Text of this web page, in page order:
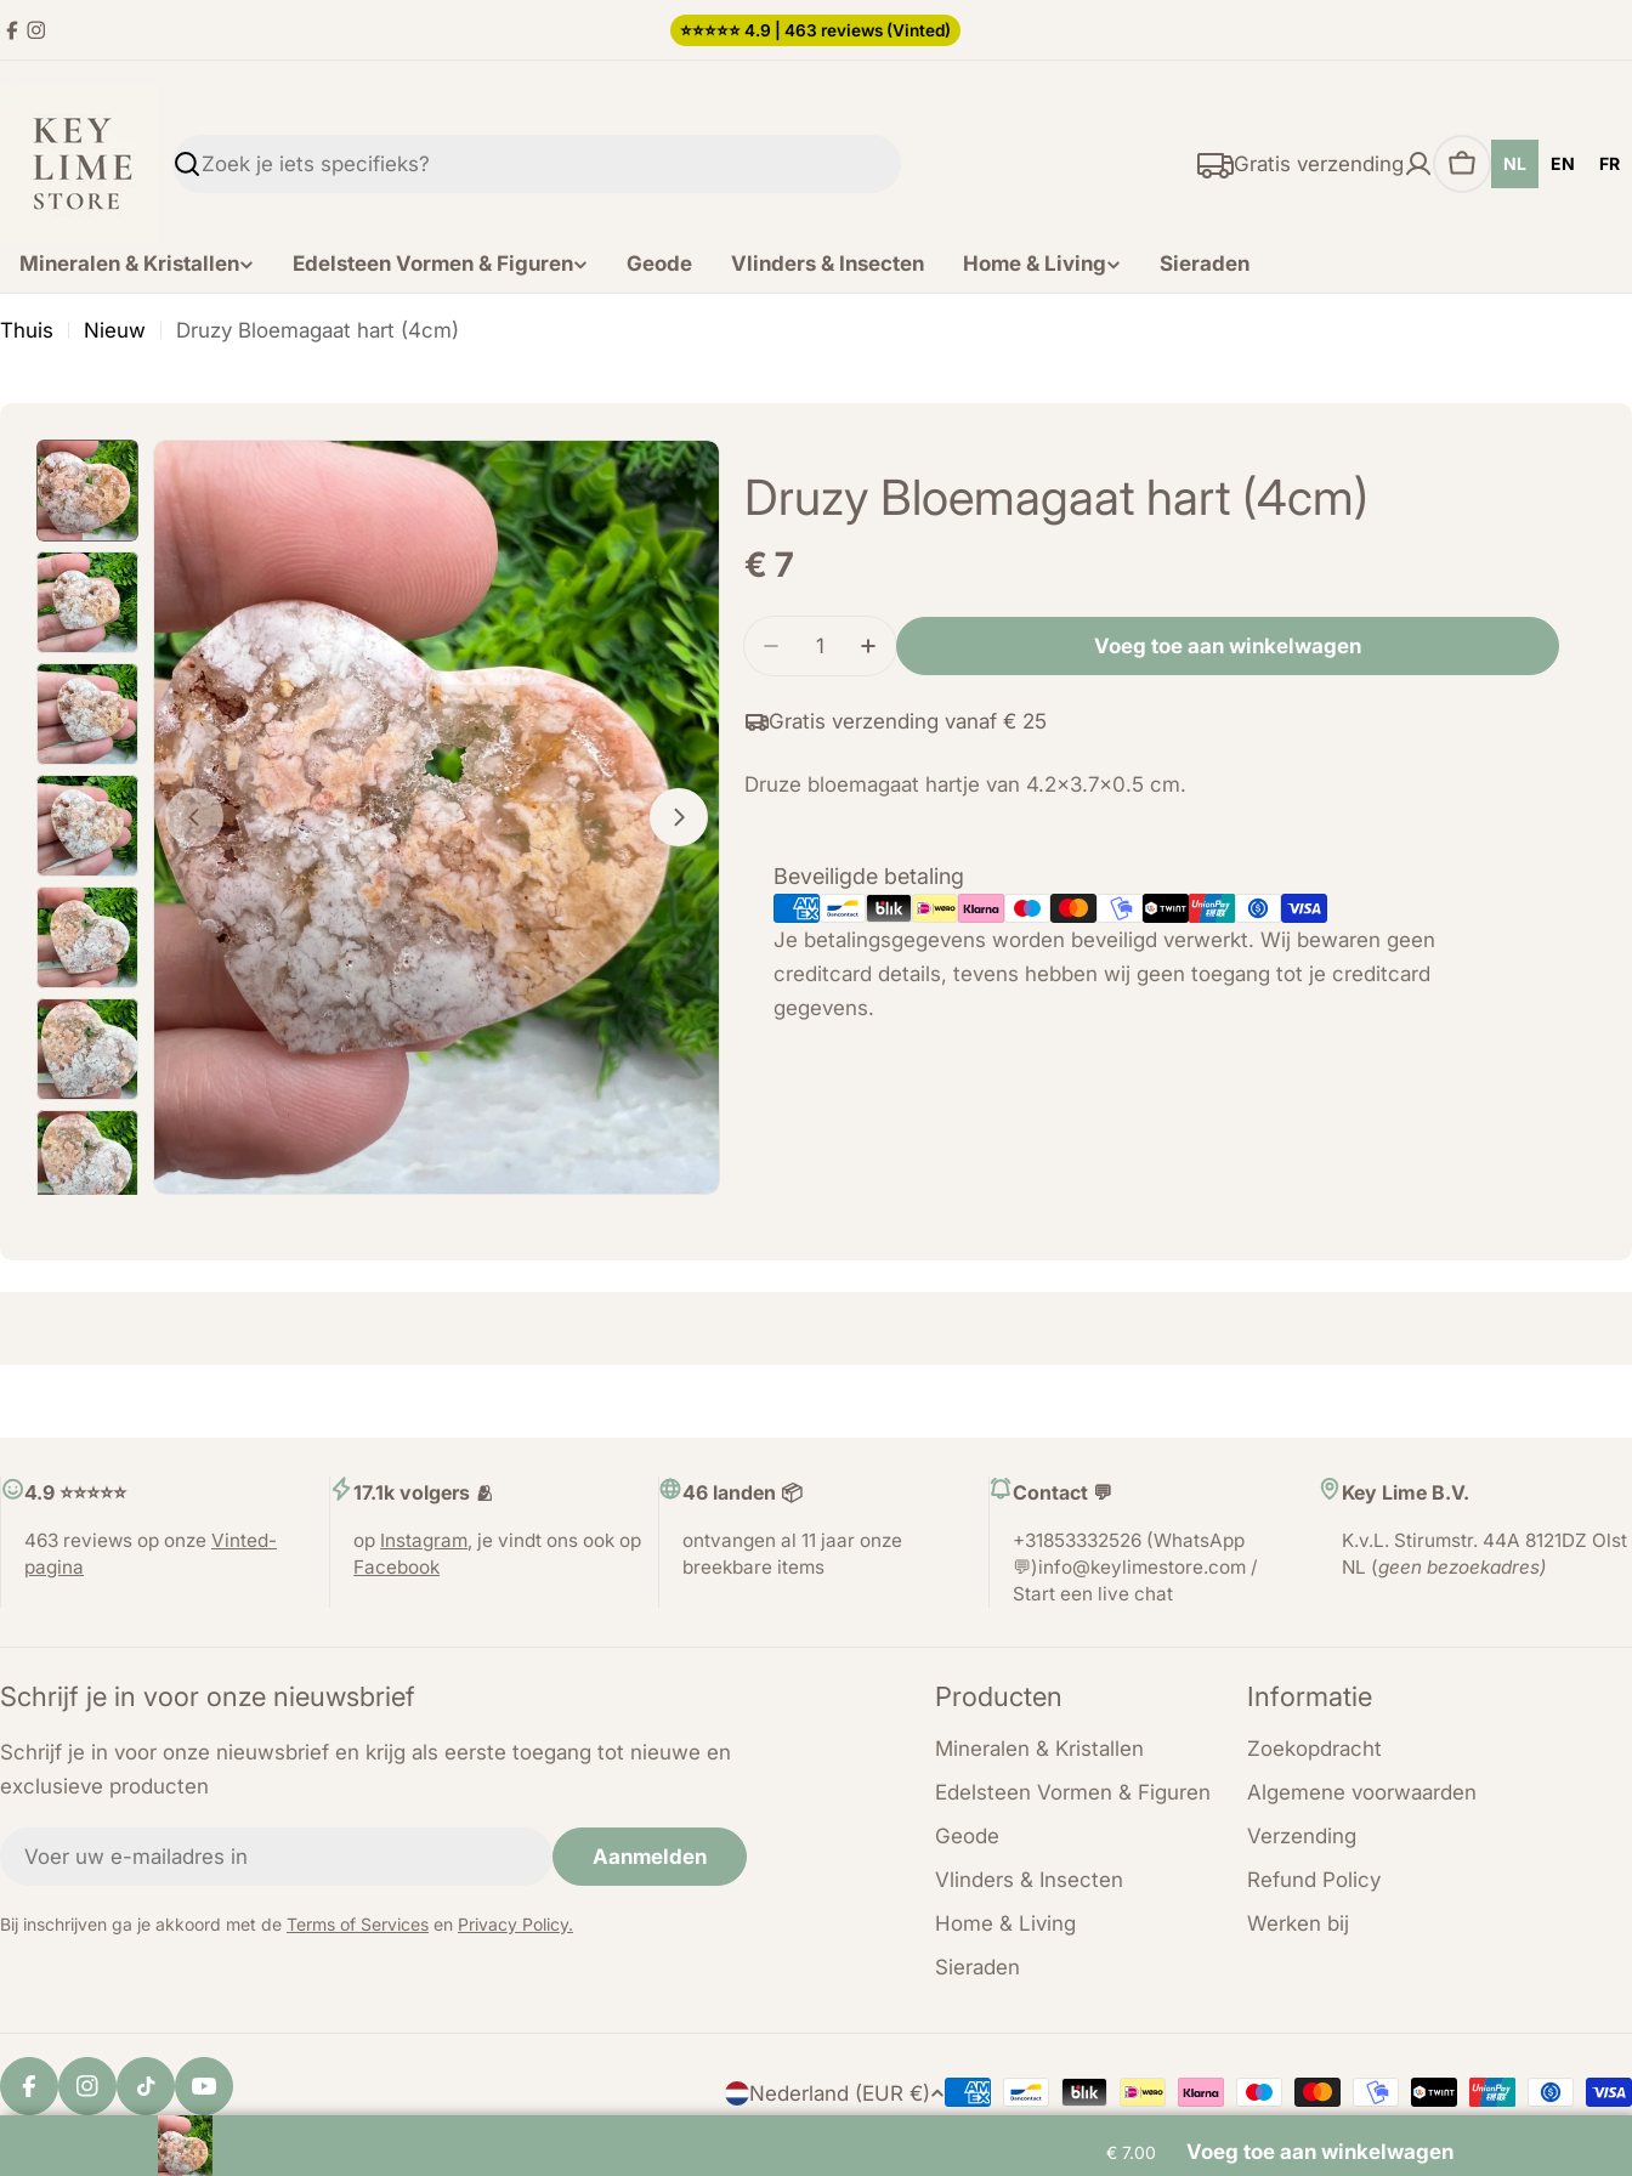
Ga
inhoud
Facebook
Instagram
⭐️⭐️⭐️⭐️⭐️ 4.9 | 463 reviews (Vinted)
Zoekopdracht
Gratis verzending
Winkelwagen
NL EN FR
Mineralen & Kristallen Edelsteen Vormen & Figuren Geode Vlinders & Insecten Home & Living Sieraden
Thuis Nieuw Druzy Bloemagaat hart (4cm)
Open media 0 in modal
Druzy Bloemagaat hart (4cm)
Normale
€ 7
Hoeveelheid
Verminder de hoeveelheid voor Druzy Bloemagaat hart (4cm)
Verhoog de hoeveelheid voor Druzy Bloemagaat hart (4cm)
Voeg toe aan winkelwagen
Gratis verzending vanaf € 25
Druze bloemagaat hartje van 4.2x3.7x0.5 cm.
Beveiligde betaling
Betaalmethoden
Je betalingsgegevens worden beveiligd verwerkt. Wij bewaren geen
creditcard details, tevens hebben wij geen toegang tot je creditcard
gegevens.
4.9 ⭐️⭐️⭐️⭐️⭐️
463 reviews op onze Vinted-
pagina
17.1k volgers 🫂
op Instagram, je vindt ons ook op
Facebook
46 landen 📦
ontvangen al 11 jaar onze
breekbare items
Contact 💬
+31853332526 (WhatsApp
💬)info@keylimestore.com /
Start een live chat
Key Lime B.V.
K.v.L. Stirumstr. 44A 8121DZ Olst
NL (geen bezoekadres)
Schrijf je in voor onze nieuwsbrief
Schrijf je in voor onze nieuwsbrief en krijg als eerste toegang tot nieuwe en
exclusieve producten
Aanmelden
Bij inschrijven ga je akkoord met de Terms of Services en Privacy Policy.
Producten
Mineralen & Kristallen
Edelsteen Vormen & Figuren
Geode
Vlinders & Insecten
Home & Living
Sieraden
Informatie
Zoekopdracht
Algemene voorwaarden
Verzending
Refund Policy
Werken bij
L
Nederland (EUR €) Betaalmethoden
FacebookInstagram
TikTokYouTube
KEY LIME STORE
€ 7.00 Voeg toe aan winkelwagen